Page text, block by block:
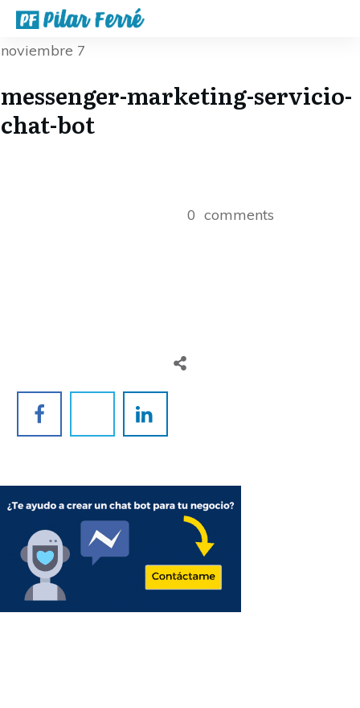
noviembre 7
messenger-marketing-servicio-
chat-bot
0 comments